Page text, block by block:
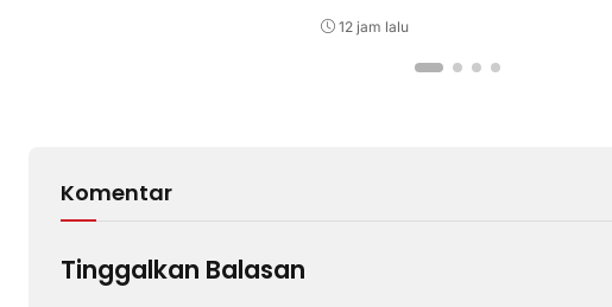
12 jam lalu
Komentar
Tinggalkan Balasan